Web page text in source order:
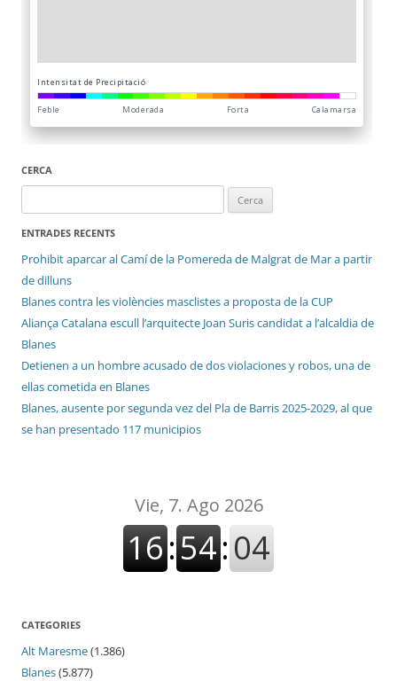
CERCA
ENTRADES RECENTS
Prohibit aparcar al Camí de la Pomereda de Malgrat de Mar a partir
de dilluns
Blanes contra les violències masclistes a proposta de la CUP
Aliança Catalana escull l’arquitecte Joan Suris candidat a l’alcaldia de
Blanes
Detienen a un hombre acusado de dos violaciones y robos, una de
ellas cometida en Blanes
Blanes, ausente por segunda vez del Pla de Barris 2025-2029, al que
se han presentado 117 municipios
CATEGORIES
Alt Maresme(1.386)
Blanes(5.877)